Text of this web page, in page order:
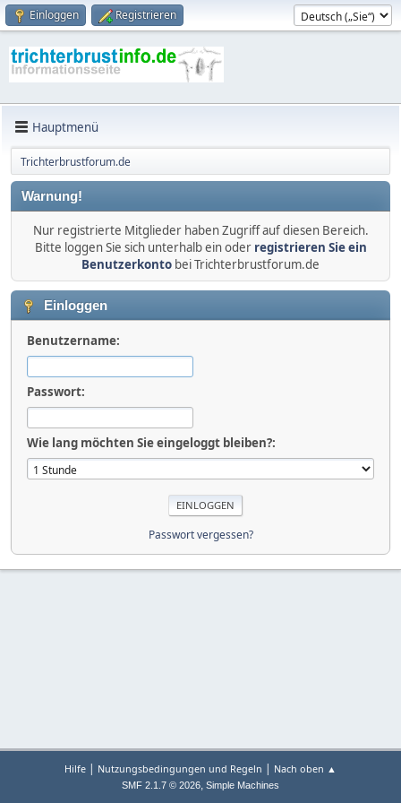
Einloggen Registrieren
Hauptmenü
Trichterbrustforum.de
Warnung!
Nur registrierte Mitglieder haben Zugriff auf diesen Bereich.
Bitte loggen Sie sich unterhalb ein oder registrieren Sie ein
Benutzerkonto bei Trichterbrustforum.de
Einloggen
Benutzername:
Passwort:
Wie lang möchten Sie eingeloggt bleiben?:
Passwort vergessen?
Hilfe | Nutzungsbedingungen und Regeln | Nach oben ▲
SMF 2.1.7 © 2026, Simple Machines